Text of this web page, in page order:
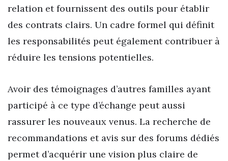
relation et fournissent des outils pour établir
des contrats clairs. Un cadre formel qui définit
les responsabilités peut également contribuer à
réduire les tensions potentielles.
Avoir des témoignages d’autres familles ayant
participé à ce type d’échange peut aussi
rassurer les nouveaux venus. La recherche de
recommandations et avis sur des forums dédiés
permet d’acquérir une vision plus claire de